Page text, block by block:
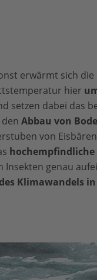
erwärmt sich die
hier
setzen dabei das
Abbau von
von
hochempfindliche
Insekten genau
Klimawandels